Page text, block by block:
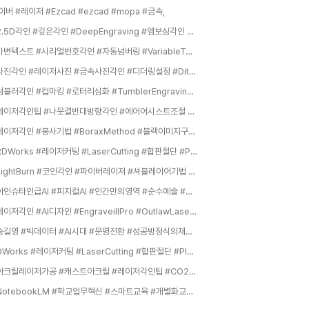
버 #레이저 #Ezcad #ezcad #mopa #금속,
#2.5D각인 #깊은각인 #DeepEngraving #엠보싱각인 #금속부식각인 #코인각인 #레이저조각 #3D레이저마킹 #DeepEtch,
#가변텍스트 #시리얼번호각인 #자동넘버링 #VariableText #레이저자동화 #일련번호마킹 #CSV데이터각인 #대량생산팁 #라이트번고급기능,
#사진각인 #레이저사진 #금속사진각인 #디더링설정 #Dithering #레이저이미지마킹 #사진각인설정 #라이트번사진 #PhotoEngraving,
#텀블러각인 #컵마킹 #로터리심화 #TumblerEngraving #왜곡보정 #원통형마킹 #기프트샵창업 #로터리보정 #실전레이저작업,
#레이저각인팁 #나뭇결반대방향각인 #에어어시스트조절 #사진각인저전력 #정밀컷팅두께조절 #원목추천 #목재평탄보관 #디포커싱 #그을음제거 #연결성디자인 #커프보정,
#레이저각인 #붕사기법 #BoraxMethod #블랙이미지구현,
#RDWorks #레이저커팅 #LaserCutting #합판절단 #PlywoodCutting #아크릴절단 #AcrylicCutting #MDF #레이저조각기 #레이저각인,
#LightBurn #코인각인 #파이버레이저 #셔블레이어기법 #레이저각인팁 #입체각인 #불린연산 #전문가급각인,
#아인슈타인급AI #피지컬AI #인간만의영역 #순수예술 #비효율의미학 #메이드바이휴먼 #AI시뮬레이션 #세밀한관찰,
#레이저각인 #AI디자인 #EngraveillPro #OutlawLaserStudio #AI아트생성 #스크롤워크 #커스텀그립,
#송길영 #빅데이터 #AI시대 #문명전환 #성공방정식의재정의 #조직문화혁신 #실패장려 #가벼움과속도 #자기주도성 #AX,
RDWorks #레이저커팅 #LaserCutting #합판절단 #PlywoodCutting #아크릴절단 #AcrylicCutting #MDF #레이저조각기 #레이저각인,
#아크릴레이저가공 #캐스트아크릴 #레이저각인팁 #CO2레이저 #아크릴본딩 #아크릴마스킹 #레이저커팅노하우 #아크릴스크래치제거 #아크릴휨방지 #레이저안전,
#NotebookLM #학교업무혁신 #스마트교육 #개별화교육 #교사행무경감 #AI협업툴 #근거중심AI #수업혁신,